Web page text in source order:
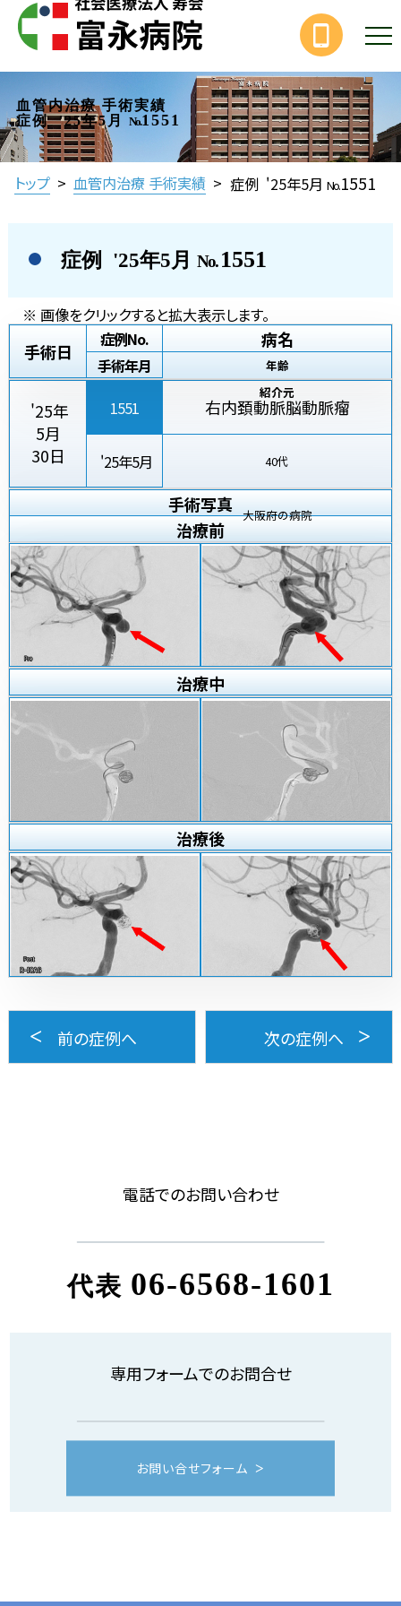
血管内治療 手術実績
症例 '25年5月
No.1551
トップ > 血管内治療 手術実績 > 症例 '25年5月 No.1551
症例 '25年5月 No.1551
※ 画像をクリックすると拡大表示します。
手術日
症例No.
手術年月
病名
年齢
紹介元
'25年
5月
30日
1551
'25年5月
右内頚動脈脳動脈瘤
40代
大阪府の病院
手術写真
治療前
治療中
治療後
前の症例へ 次の症例へ
電話でのお問い合わせ
代表 06-6568-1601
専用フォームでのお問合せ
お問い合せフォーム